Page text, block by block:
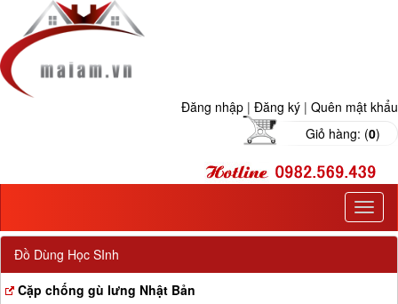
Đăng nhập | Đăng ký | Quên mật khẩu
Giỏ hàng: (0)
T
o
Đồ Dùng Học SInh
Cặp chống gù lưng Nhật Bản